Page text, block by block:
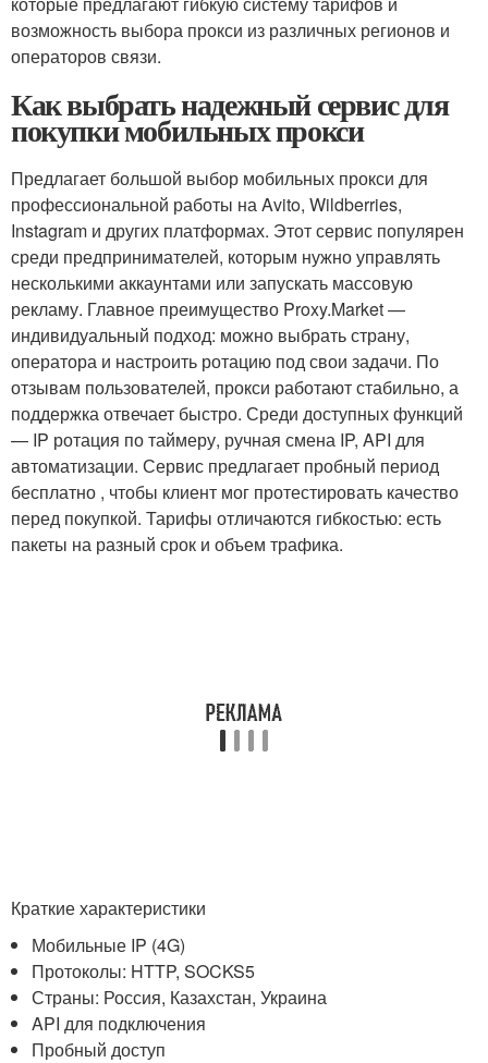
возможность выбора прокси из различных регионов и
операторов связи.
Как выбрать надежный сервис для
покупки мобильных прокси
Предлагает большой выбор мобильных прокси для
профессиональной работы на Avito, Wildberries,
Instagram и других платформах. Этот сервис популярен
среди предпринимателей, которым нужно управлять
несколькими аккаунтами или запускать массовую
рекламу. Главное преимущество Proxy.Market —
индивидуальный подход: можно выбрать страну,
оператора и настроить ротацию под свои задачи. По
отзывам пользователей, прокси работают стабильно, а
поддержка отвечает быстро. Среди доступных функций
— IP ротация по таймеру, ручная смена IP, API для
автоматизации. Сервис предлагает пробный период
бесплатно , чтобы клиент мог протестировать качество
перед покупкой. Тарифы отличаются гибкостью: есть
пакеты на разный срок и объем трафика.
Краткие характеристики
Мобильные IP (4G)
Протоколы: HTTP, SOCKS5
Страны: Россия, Казахстан, Украина
API для подключения
Пробный доступ